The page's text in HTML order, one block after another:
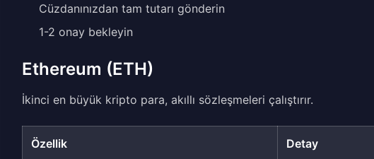
Cüzdanınızdan tam tutarı gönderin
1-2 onay bekleyin
Ethereum (ETH)
İkinci en büyük kripto para, akıllı sözleşmeleri çalıştırır.
Özellik Detay